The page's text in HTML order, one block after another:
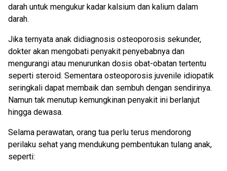
darah untuk mengukur kadar kalsium dan kalium dalam
darah.
Jika ternyata anak didiagnosis osteoporosis sekunder,
dokter akan mengobati penyakit penyebabnya dan
mengurangi atau menurunkan dosis obat-obatan tertentu
seperti steroid. Sementara osteoporosis juvenile idiopatik
seringkali dapat membaik dan sembuh dengan sendirinya.
Namun tak menutup kemungkinan penyakit ini berlanjut
hingga dewasa.
Selama perawatan, orang tua perlu terus mendorong
perilaku sehat yang mendukung pembentukan tulang anak,
seperti: